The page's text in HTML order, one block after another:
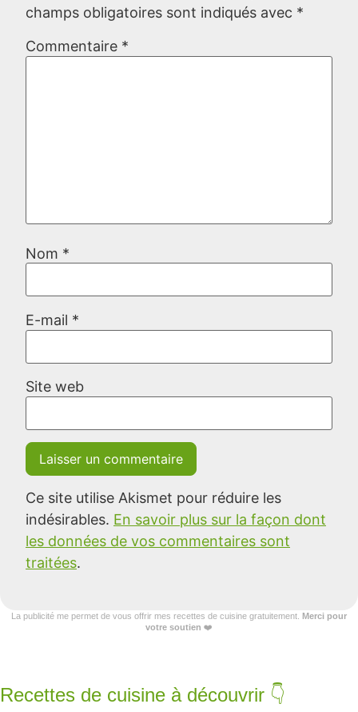
champs obligatoires sont indiqués avec *
Commentaire *
Nom *
E-mail *
Site web
Ce site utilise Akismet pour réduire les
indésirables. En savoir plus sur la façon dont
les données de vos commentaires sont
traitées.
La publicité me permet de vous offrir mes recettes de cuisine gratuitement.
Merci pour
votre soutien ❤️
Recettes de cuisine à découvrir 👇